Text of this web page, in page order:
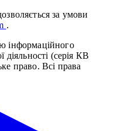
за умови
.
інформаційного
діяльності (серія КВ
право. Всі права